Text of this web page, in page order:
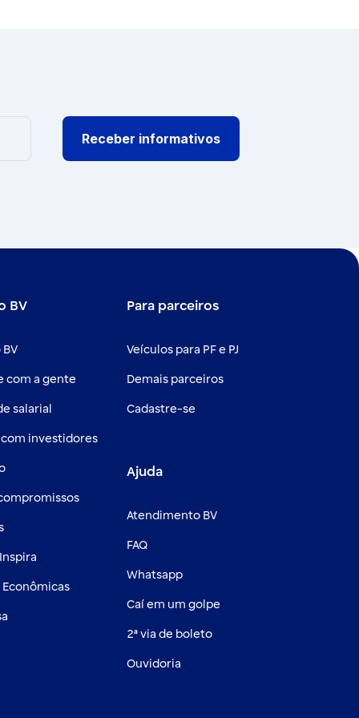
Receber informativos
BV
com a gente
salarial
com investidores
Econômicas
Para parceiros
Veículos para PF e PJ
Demais parceiros
Cadastre-se
Ajuda
Atendimento BV
FAQ
Whatsapp
Caí em um golpe
2ª via de boleto
Ouvidoria